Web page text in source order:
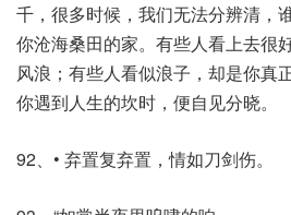
千，很多时候，我们无法分辨清，
你沧海桑田的家。有些人看上去很
风浪；有些人看似浪子，却是你真
你遇到人生的坎时，便自见分晓。
92、• 弃置复弃置，情如刀剑伤。